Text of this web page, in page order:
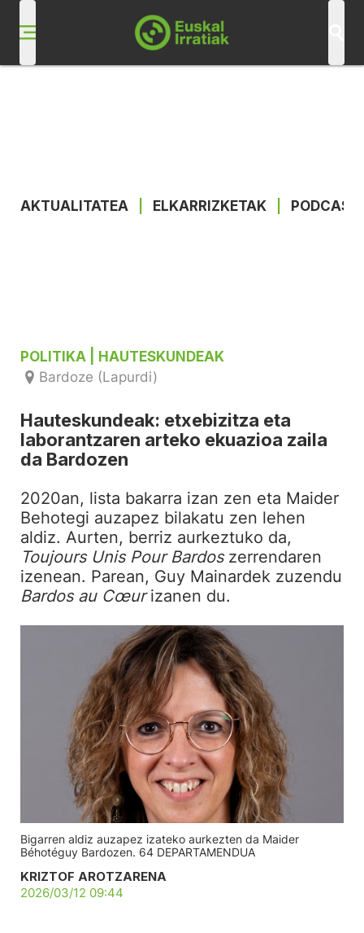
AKTUALITATEA ELKARRIZKETAK
POLITIKA
| HAUTESKUNDEAK
Bardoze (Lapurdi)
Hauteskundeak: etxebizitza eta
laborantzaren arteko ekuazioa zaila
da Bardozen
2020an, lista bakarra izan zen eta Maider
Behotegi auzapez bilakatu zen lehen
aldiz. Aurten, berriz aurkeztuko da,
Toujours Unis Pour Bardos zerrendaren
izenean. Parean, Guy Mainardek zuzendu
Bardos au Cœurizanen du.
Bigarren aldiz auzapez izateko aurkezten da Maider
Béhotéguy Bardozen. 64 DEPARTAMENDUA
KRIZTOF AROTZARENA
2026/03/12 09:44